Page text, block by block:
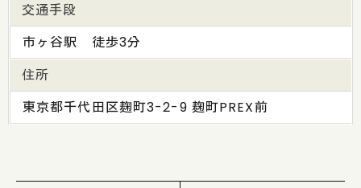
交通手段
市ヶ谷駅 徒歩3分
住所
東京都千代田区麹町3-2-9 麹町PREX前